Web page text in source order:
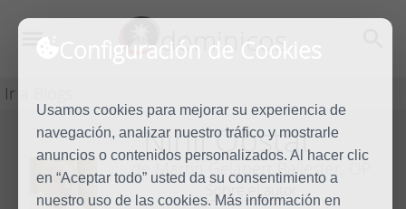
Configuración de Cookies
Usamos cookies para mejorar su experiencia de
navegación, analizar nuestro tráfico y mostrarle
anuncios o contenidos personalizados. Al hacer clic
en “Aceptar todo” usted da su consentimiento a
nuestro uso de las cookies. Más información en
dominicos
Ir a Blogs
BlogNihil Obstat
de Martín Gelabert Ballester, OP
Sobre el autor